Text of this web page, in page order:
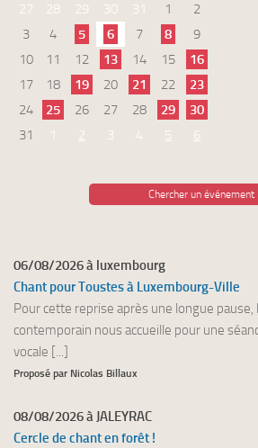
27
28 29 30 31 1
2
3
4 5 6 7 8
9
10
11 12 13 14 15
16
17
18 19 20 21 22
23
24
25 26 27 28 29
30
31
1 2 3 4 5 6
Chercher un événement
06/08/2026 à luxembourg
Chant pour Toustes à Luxembourg-Ville
Pour cette reprise après une longue
contemporain nous accueille pour une
vocale [...]
Proposé par Nicolas Billaux
08/08/2026 à JALEYRAC
Cercle de chant en forêt !